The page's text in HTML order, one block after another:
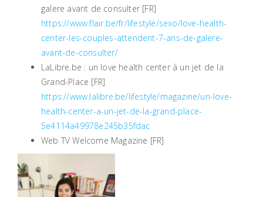
galere avant de consulter [FR]
https://www.flair.be/fr/lifestyle/sexo/love-health-
center-les-couples-attendent-7-ans-de-galere-
avant-de-consulter/
LaLibre.be : un love health center à un jet de la
Grand-Place [FR]
https://www.lalibre.be/lifestyle/magazine/un-love-
health-center-a-un-jet-de-la-grand-place-
5e4114a49978e245b35fdac
Web TV Welcome Magazine [FR]